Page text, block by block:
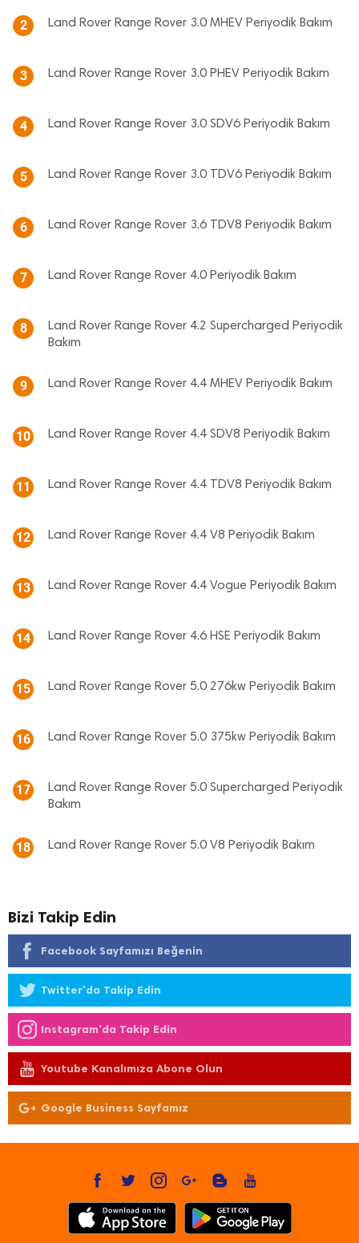
2 Land Rover Range Rover 3.0 MHEV Periyodik Bakım
3 Land Rover Range Rover 3.0 PHEV Periyodik Bakım
4 Land Rover Range Rover 3.0 SDV6 Periyodik Bakım
5 Land Rover Range Rover 3.0 TDV6 Periyodik Bakım
6 Land Rover Range Rover 3.6 TDV8 Periyodik Bakım
7 Land Rover Range Rover 4.0 Periyodik Bakım
8
Land Rover Range Rover 4.2 Supercharged Periyodik
Bakım
9 Land Rover Range Rover 4.4 MHEV Periyodik Bakım
10 Land Rover Range Rover 4.4 SDV8 Periyodik Bakım
11 Land Rover Range Rover 4.4 TDV8 Periyodik Bakım
12 Land Rover Range Rover 4.4 V8 Periyodik Bakım
13 Land Rover Range Rover 4.4 Vogue Periyodik Bakım
14 Land Rover Range Rover 4.6 HSE Periyodik Bakım
15 Land Rover Range Rover 5.0 276kw Periyodik Bakım
16 Land Rover Range Rover 5.0 375kw Periyodik Bakım
17
Land Rover Range Rover 5.0 Supercharged Periyodik
Bakım
18 Land Rover Range Rover 5.0 V8 Periyodik Bakım
Bizi Takip Edin
Facebook Sayfamızı Beğenin
Twitter'da Takip Edin
Instagram'da Takip Edin
Youtube Kanalımıza Abone Olun
Google Business Sayfamız